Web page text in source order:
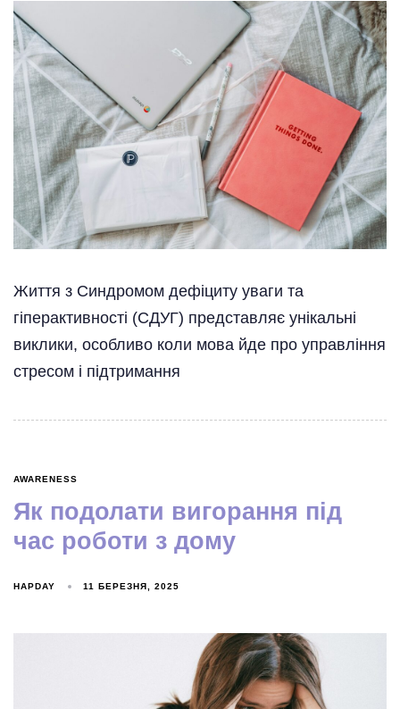
Життя з Синдромом дефіциту уваги та
гіперактивності (СДУГ) представляє унікальні
виклики, особливо коли мова йде про управління
стресом і підтримання
AWARENESS
Як подолати вигорання під
час роботи з дому
HAPDAY 11 БЕРЕЗНЯ, 2025